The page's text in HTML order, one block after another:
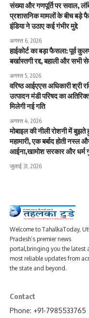
संख्या और गणपूर्ति पर सवाल,
प्रशासनिक मामलों के बीच बड़े
इंडिया ने उठाए कई गंभीर मुद्दे
अगस्त 6, 2026
हाईकोर्ट का बड़ा फैसला: पूर्व
बर्खास्तगी रद्द, बहाली और
अगस्त 5, 2026
वरिष्ठ आईएएस अधिकारी श्री
उत्पादन मंडी परिषद का
मिलेगी नई गति
अगस्त 4, 2026
मोबाइल की नीली रोशनी में
महामारी, एक बर्बाद होती नस्ल
आईना,खामोश सरकार और धर्म
जुलाई 31, 2026
Welcome to TahalkaToday,
Pradesh’s premier news
portal,bringing you the latest
most reliable updates from
the state and beyond.
Contact
Phone: +91-7985533765